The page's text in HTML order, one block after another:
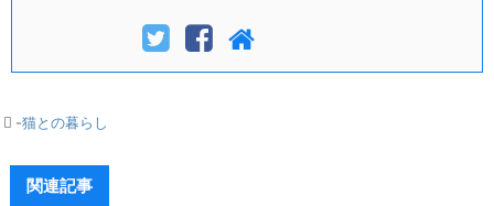
-猫との暮らし
関連記事